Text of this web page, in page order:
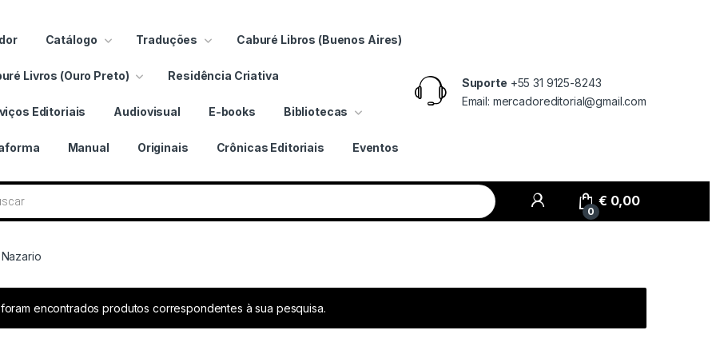
Catálogo Traduções Caburé Libros (Buenos Aires)
Livros (Ouro Preto) Residência Criativa
Editoriais Audiovisual E-books Bibliotecas
Manual Originais Crônicas Editoriais Eventos
Suporte +55 31 9125-8243
Email: mercadoreditorial@gmail.com
0
€ 0,00
encontrados produtos correspondentes à sua pesquisa.